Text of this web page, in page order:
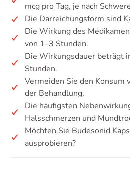
mcg pro Tag, je nach
Die Darreichungsform sind
Die Wirkung des
von 1–3 Stunden.
Die Wirkungsdauer beträgt
Stunden.
Vermeiden Sie den Konsum
der Behandlung.
Die häufigsten
Halsschmerzen und
Möchten Sie Budesonid
ausprobieren?